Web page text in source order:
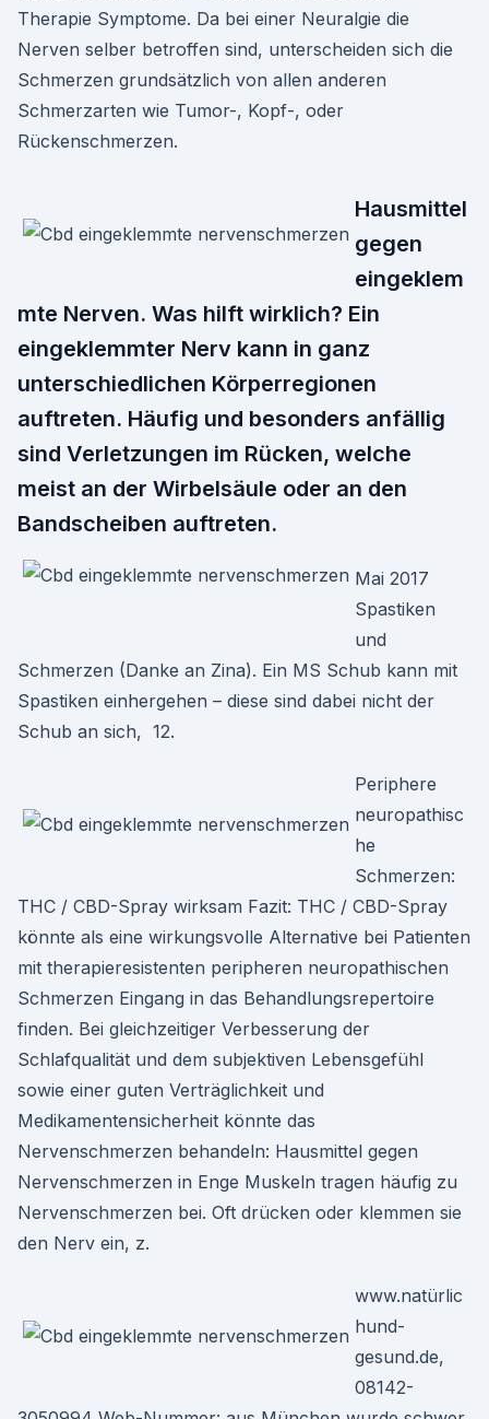
Therapie Symptome. Da bei einer Neuralgie die
Nerven selber betroffen sind, unterscheiden sich die
Schmerzen grundsätzlich von allen anderen
Schmerzarten wie Tumor-, Kopf-, oder
Rückenschmerzen.
Hausmittel
gegen
eingeklem
mte Nerven. Was hilft wirklich? Ein
eingeklemmter Nerv kann in ganz
unterschiedlichen Körperregionen
auftreten. Häufig und besonders anfällig
sind Verletzungen im Rücken, welche
meist an der Wirbelsäule oder an den
Bandscheiben auftreten.
Mai 2017
Spastiken
und
Schmerzen (Danke an Zina). Ein MS Schub kann mit
Spastiken einhergehen – diese sind dabei nicht der
Schub an sich, 12.
Periphere
neuropathisc
he
Schmerzen:
THC / CBD-Spray wirksam Fazit: THC / CBD-Spray
könnte als eine wirkungsvolle Alternative bei Patienten
mit therapieresistenten peripheren neuropathischen
Schmerzen Eingang in das Behandlungsrepertoire
finden. Bei gleichzeitiger Verbesserung der
Schlafqualität und dem subjektiven Lebensgefühl
sowie einer guten Verträglichkeit und
Medikamentensicherheit könnte das
Nervenschmerzen behandeln: Hausmittel gegen
Nervenschmerzen in Enge Muskeln tragen häufig zu
Nervenschmerzen bei. Oft drücken oder klemmen sie
den Nerv ein, z.
www.natürlic
hund-
gesund.de,
08142-